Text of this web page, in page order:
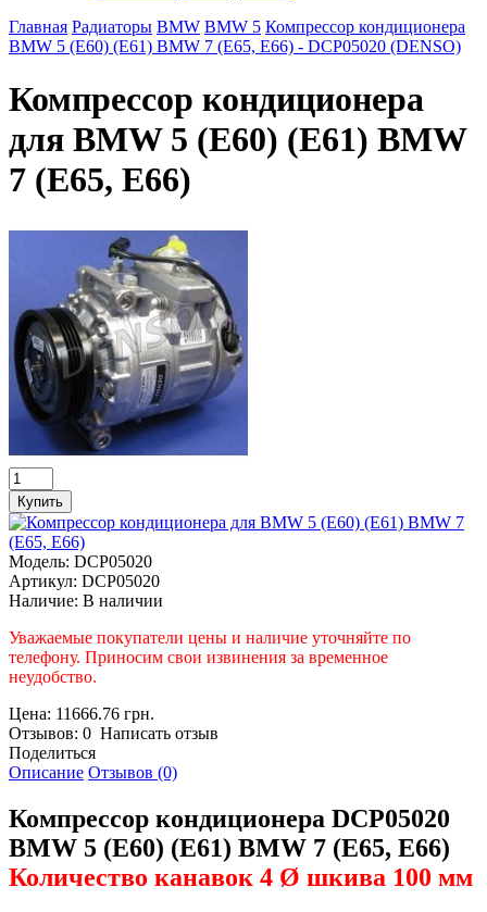
Главная Радиаторы BMW BMW 5 Компрессор кондиционера
BMW 5 (E60) (E61) BMW 7 (E65, E66) - DCP05020 (DENSO)
Компрессор кондиционера
для BMW 5 (E60) (E61) BMW
7 (E65, E66)
Модель: DCP05020
Артикул: DCP05020
Наличие: В наличии
Уважаемые покупатели цены и наличие уточняйте по
телефону. Приносим свои извинения за временное
неудобство.
Цена: 11666.76 грн.
Отзывов: 0 Написать отзыв
Поделиться
Описание Отзывов (0)
Компрессор кондиционера DCP05020
BMW 5 (E60) (E61) BMW 7 (E65, E66)
Количество канавок 4 Ø шкива 100 мм